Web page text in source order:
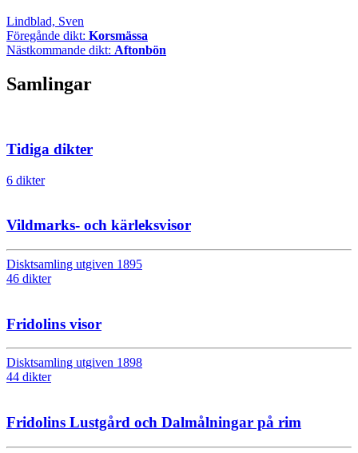
Lindblad, Sven
Föregånde dikt: Korsmässa
Nästkommande dikt: Aftonbön
Samlingar
Tidiga dikter
6 dikter
Vildmarks- och kärleksvisor
Disktsamling utgiven 1895
46 dikter
Fridolins visor
Disktsamling utgiven 1898
44 dikter
Fridolins Lustgård och Dalmålningar på rim